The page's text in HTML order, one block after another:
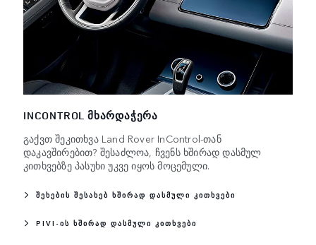
INCONTROL ᲛᲮᲐᲠᲓᲐᲭᲔᲠᲐ
გაქვთ შეკითხვა Land Rover InControl-თან
დაკავშირებით? შესაძლოა, ჩვენს ხშირად დასმულ
კითხვებზე პასუხი უკვე იყოს მოცემული.
ᲨᲔᲮᲔᲑᲘᲡ ᲨᲔᲡᲐᲮᲔᲑ ᲮᲨᲘᲠᲐᲓ ᲓᲐᲡᲛᲣᲚᲘ ᲙᲘᲗᲮᲕᲔᲑᲘ
PIVI-ᲘᲡ ᲮᲨᲘᲠᲐᲓ ᲓᲐᲡᲛᲣᲚᲘ ᲙᲘᲗᲮᲕᲔᲑᲘ